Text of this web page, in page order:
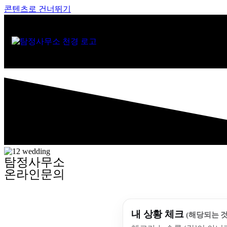
콘텐츠로 건너뛰기
탐정사무소
온라인문의
내 상황 체크(해당되는